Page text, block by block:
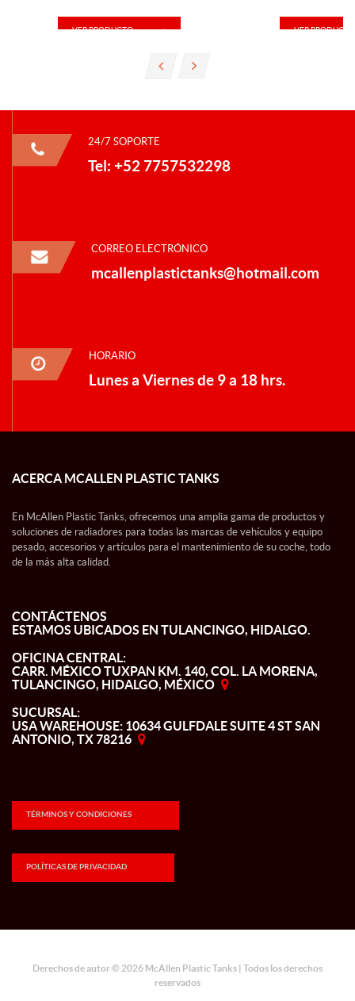
VER PRODUCTO VER PRODUCTO
24/7 SOPORTE
Tel: +52 7757532298
CORREO ELECTRÓNICO
mcallenplastictanks@hotmail.com
HORARIO
Lunes a Viernes de 9 a 18 hrs.
ACERCA MCALLEN PLASTIC TANKS
En McAllen Plastic Tanks, ofrecemos una amplia gama de productos y
soluciones de radiadores para todas las marcas de vehículos y equipo
pesado, accesorios y artículos para el mantenimiento de su coche, todo
de la más alta calidad.
CONTÁCTENOS
ESTAMOS UBICADOS EN TULANCINGO, HIDALGO.
OFICINA CENTRAL:
CARR. MÉXICO TUXPAN KM. 140, COL. LA MORENA,
TULANCINGO, HIDALGO, MÉXICO
SUCURSAL:
USA WAREHOUSE: 10634 GULFDALE SUITE 4 ST SAN
ANTONIO, TX 78216
TÉRMINOS Y CONDICIONES
POLÍTICAS DE PRIVACIDAD
Derechos de autor © 2026 McAllen Plastic Tanks | Todos los derechos
reservados